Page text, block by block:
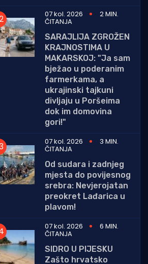
07 kol. 2026
2 MIN.
ČITANJA
SARAJLIJA ZGROŽEN
KRAJNOSTIMA U
MAKARSKOJ: "Ja sam
bježao u poderanim
farmerkama, a
ukrajinski tajkuni
divljaju u Poršeima
dok im domovina
gori!"
07 kol. 2026
3 MIN.
ČITANJA
Od sudara i zadnjeg
mjesta do povijesnog
srebra: Nevjerojatan
preokret Lađarica u
plavom!
07 kol. 2026
6 MIN.
ČITANJA
SIDRO U PIJESKU
Zašto hrvatsko